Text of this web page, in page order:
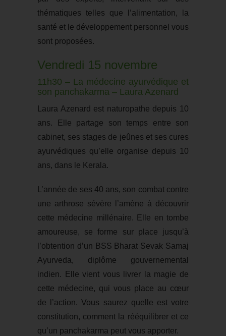
thématiques telles que l’alimentation, la
santé et le développement personnel vous
sont proposées.
Vendredi 15 novembre
11h30 – La médecine ayurvédique et
son panchakarma – Laura Azenard
Laura Azenard est naturopathe depuis 10
ans. Elle partage son temps entre son
cabinet, ses stages de jeûnes et ses cures
ayurvédiques qu’elle organise depuis 10
ans, dans le Kerala.
L’année de ses 40 ans, son combat contre
une arthrose sévère l’amène à découvrir
cette médecine millénaire. Elle en tombe
amoureuse, se forme sur place jusqu’à
l’obtention d’un BSS Bharat Sevak Samaj
Ayurveda, diplôme gouvernemental
indien. Elle vient vous livrer la magie de
cette médecine, qui vous place au cœur
de l’action. Vous saurez quelle est votre
constitution, comment la rééquilibrer et ce
qu’un panchakarma peut vous apporter.